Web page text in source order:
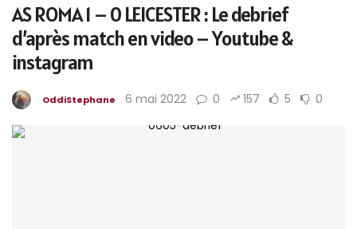
AS ROMA 1 – 0 LEICESTER : Le debrief
d’après match en video – Youtube &
instagram
OddiStephane 6 mai 2022 0 157 5 0